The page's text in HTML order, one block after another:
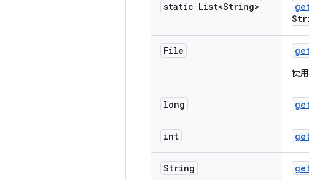
static List<String>
File
使
long
int
String